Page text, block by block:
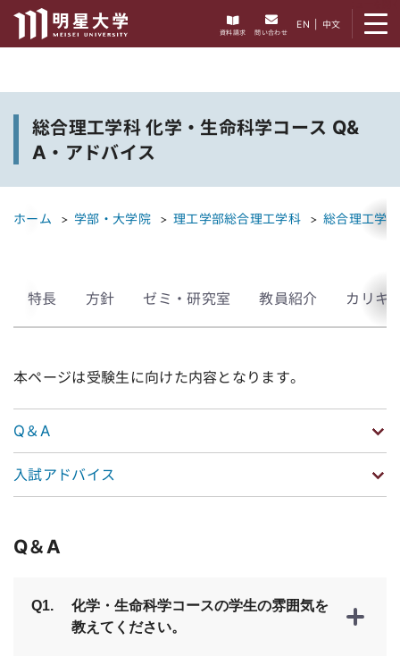
資料請求 問い合わせ
EN 中文
総合理工学科 化学・生命科学コース Q&
A・アドバイス
ホーム 学部・大学院 理工学部総合理工学科 総合理工学
特長 方針 ゼミ・研究室 教員紹介 カリキ
本ページは受験生に向けた内容となります。
Q＆A
入試アドバイス
Q＆A
Q1.
化学・生命科学コースの学生の雰囲気を
教えてください。